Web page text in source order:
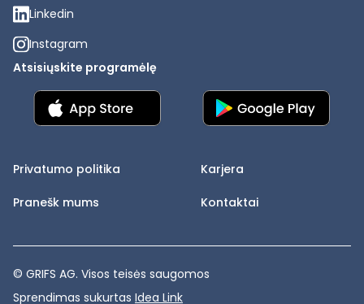
Linkedin
Instagram
Atsisiųskite programėlę
© GRIFS AG. Visos teisės saugomos
Sprendimas sukurtas Idea Link
Privatumo politika
Pranešk mums
Karjera
Kontaktai